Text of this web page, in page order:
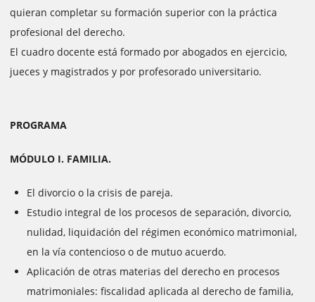
quieran completar su formación superior con la práctica
profesional del derecho.
El cuadro docente está formado por abogados en ejercicio,
jueces y magistrados y por profesorado universitario.
PROGRAMA
MÓDULO I. FAMILIA.
El divorcio o la crisis de pareja.
Estudio integral de los procesos de separación, divorcio,
nulidad, liquidación del régimen económico matrimonial,
en la vía contencioso o de mutuo acuerdo.
Aplicación de otras materias del derecho en procesos
matrimoniales: fiscalidad aplicada al derecho de familia,